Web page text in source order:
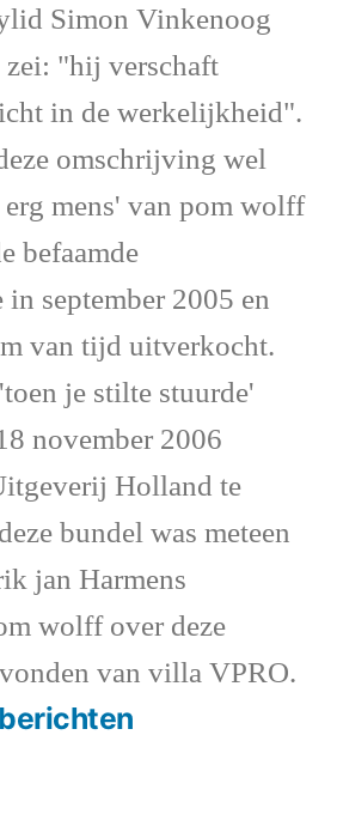
Simon Vinkenoog
"hij verschaft
in de werkelijkheid".
omschrijving wel
mens' van pom wolff
befaamde
september 2005 en
van tijd uitverkocht.
je stilte stuurde'
november 2006
Holland te
bundel was meteen
jan Harmens
wolff over deze
van villa VPRO.